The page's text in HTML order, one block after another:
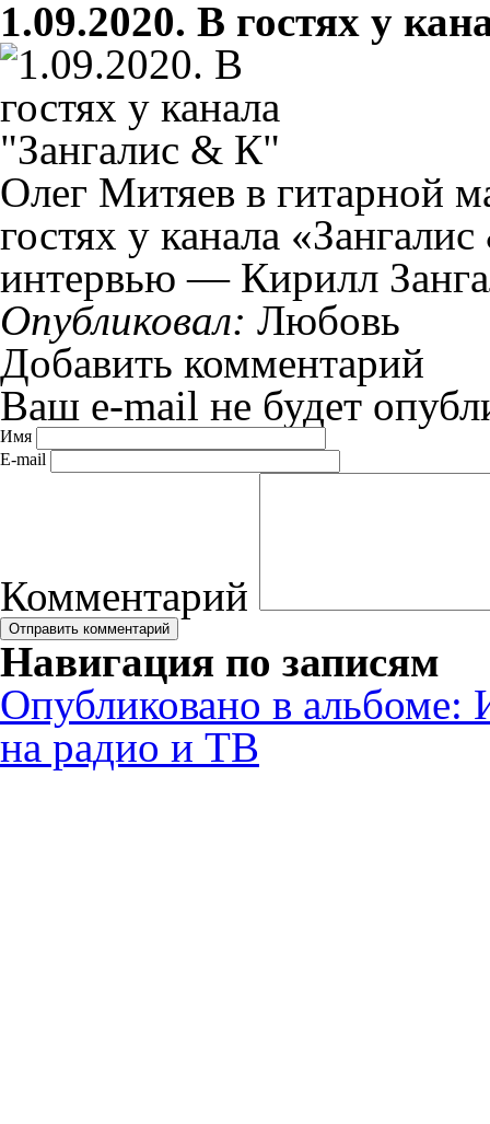
1.09.2020. В гостях у
Олег Митяев в гитарной
гостях у канала
интервью — Кирилл
Опубликовал: Любовь
Добавить комментарий
Ваш e-mail не будет
Имя
E-mail
Комментарий
Навигация по записям
Опубликовано в альбоме:
на радио и ТВ